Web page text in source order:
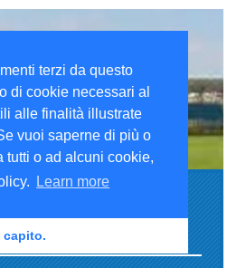
terzi da questo
di cookie necessari al
alle finalità illustrate
vuoi saperne di più o
tutti o ad alcuni cookie,
Learn more
capito.
2-1: risultato, cronaca,